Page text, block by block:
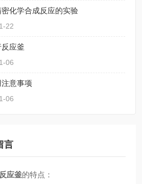
化学合成反应的实验
22
应釜
06
意事项
06
言
应釜的特点：